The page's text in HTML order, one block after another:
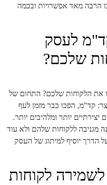
הרבה מאד אפשרויות ובכמה
לעסק
שלכם?
את הלקוחות שלכם? התחום של
קד"מ, הפכו כבר מזמן לעף
יותר ומלהיבים יותר.
מגניבה ללקוחות שלהם ולא עוד
יוסיף למיתוג של העסק
לקוחות